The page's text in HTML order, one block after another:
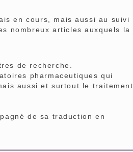
en cours, mais aussi au suivi
nombreux articles auxquels la
de recherche.
pharmaceutiques qui
aussi et surtout le traitement
de sa traduction en